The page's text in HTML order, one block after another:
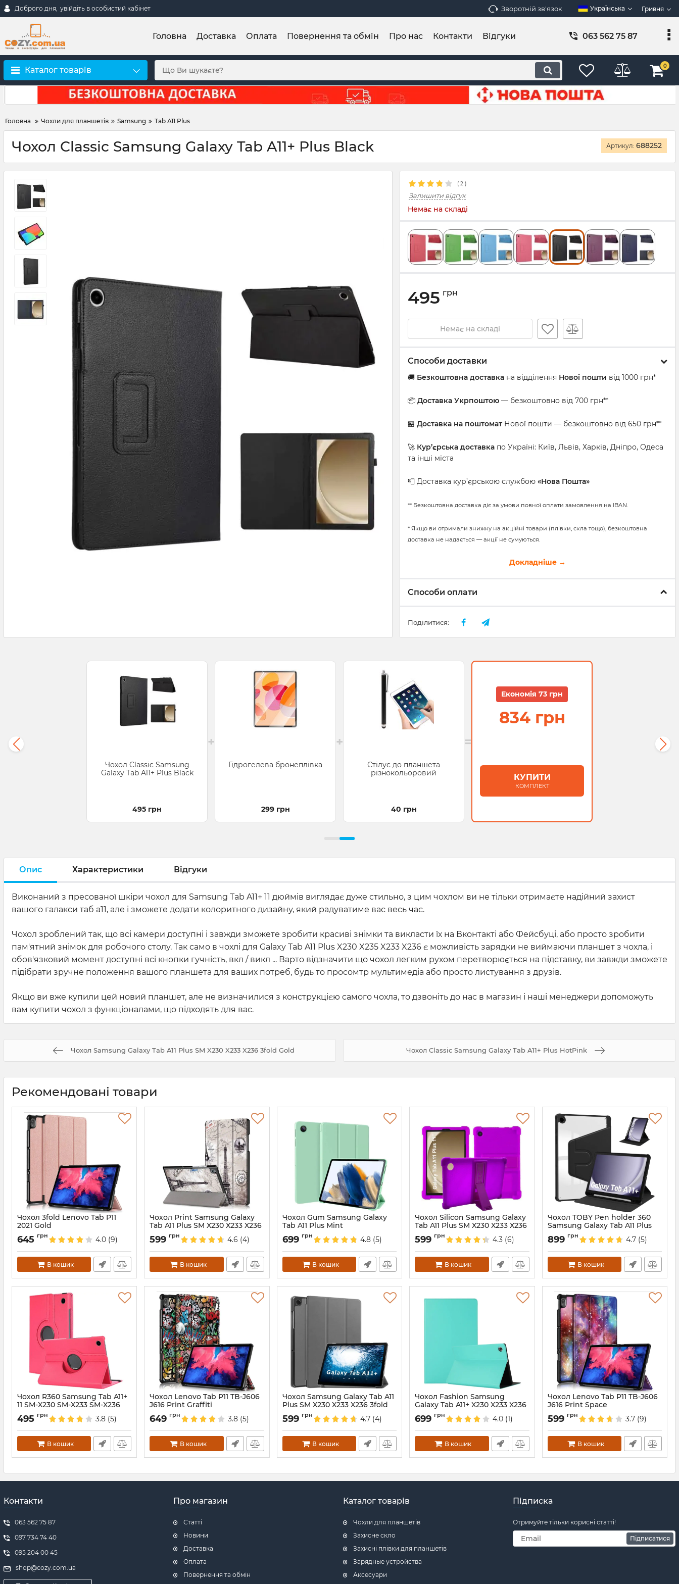
Доброго дня, увійдіть в особистий кабінет Зворотній зв'язок Українська Гривня
Головна Доставка Оплата Повернення та обмін Про нас Контакти Відгуки 063 562 75 87
Каталог товарів 0
Головна Чохли для планшетів Samsung Tab A11 Plus
Чохол Classic Samsung Galaxy Tab A11+ Plus Black Артикул: 688252
( 2 )
Залишити відгук
Немає на складі
495 грн
Немає на складі
Способи доставки
🚚 Безкоштовна доставка на відділення Нової пошти від 1000 грн*
📦 Доставка Укрпоштою — безкоштовно від 700 грн**
🏪 Доставка на поштомат Нової пошти — безкоштовно від 650 грн**
🚀 Кур’єрська доставка по Україні: Київ, Львів, Харків, Дніпро, Одеса
та інші міста
📮 Доставка кур’єрською службою «Нова Пошта»
** Безкоштовна доставка діє за умови повної оплати замовлення на IBAN.
* Якщо ви отримали знижку на акційні товари (плівки, скла тощо), безкоштовна
доставка не надається — акції не сумуються.
Докладніше →
Способи оплати
Поділитися:
Чохол Classic Samsung
Galaxy Tab A11+ Plus Black
495 грн
+
Гідрогелева бронеплівка
299 грн
+
Стілус до планшета
різнокольоровий
40 грн
=
Економія 73 грн
834 грн
КУПИТИ
КОМПЛЕКТ
Опис Характеристики Відгуки
Виконаний з пресованої шкіри чохол для Samsung Tab A11+ 11 дюймів виглядає дуже стильно, з цим чохлом ви не тільки отримаєте надійний захист
вашого галакси таб а11, але і зможете додати колоритного дизайну, який радуватиме вас весь час.
Чохол зроблений так, що всі камери доступні і завжди зможете зробити красиві знімки та викласти їх на Вконтакті або Фейсбуці, або просто зробити
пам'ятний знімок для робочого столу. Так само в чохлі для Galaxy Tab A11 Plus X230 X235 X233 X236 є можливість зарядки не виймаючи планшет з чохла, і
обов'язковий момент доступні всі кнопки гучність, вкл / викл ... Варто відзначити що чохол легким рухом перетворюється на підставку, ви завжди зможете
підібрати зручне положення вашого планшета для ваших потреб, будь то просомтр мультимедіа або просто листування з друзів.
Якщо ви вже купили цей новий планшет, але не визначилися з конструкцією самого чохла, то дзвоніть до нас в магазин і наші менеджери допоможуть
вам купити чохол з функціоналами, що підходять для вас.
Чохол Samsung Galaxy Tab A11 Plus SM X230 X233 X236 3fold Gold Чохол Classic Samsung Galaxy Tab A11+ Plus HotPink
Рекомендовані товари
Чохол 3fold Lenovo Tab P11
2021 Gold
Артикул:5173
645 грн 4.0 (9)
В кошик
Чохол Print Samsung Galaxy
Tab A11 Plus SM X230 X233 X236
EffileTower
Артикул: 688234
599 грн 4.6 (4)
В кошик
Чохол Gum Samsung Galaxy
Tab A11 Plus Mint
Артикул:688585
699 грн 4.8 (5)
В кошик
Чохол Silicon Samsung Galaxy
Tab A11 Plus SM X230 X233 X236
Violet
Артикул: 688360
599 грн 4.3 (6)
В кошик
Чохол TOBY Pen holder 360
Samsung Galaxy Tab A11 Plus
Артикул: 688409
899 грн 4.7 (5)
В кошик
Чохол R360 Samsung Tab A11+
11 SM-X230 SM-X233 SM-X236
Hotpink
Артикул: 688216
495 грн 3.8 (5)
В кошик
Чохол Lenovo Tab P11 TB-J606
J616 Print Graffiti
Артикул:5797
649 грн 3.8 (5)
В кошик
Чохол Samsung Galaxy Tab A11
Plus SM X230 X233 X236 3fold
Артикул: 688221
599 грн 4.7 (4)
В кошик
Чохол Fashion Samsung
Galaxy Tab A11+ X230 X233 X236
Артикул: 688430
699 грн 4.0 (1)
В кошик
Чохол Lenovo Tab P11 TB-J606
J616 Print Space
Артикул:5180
599 грн 3.7 (9)
В кошик
Контакти
063 562 75 87
097 734 74 40
095 204 00 45
shop@cozy.com.ua
Про магазин
Статті
Новини
Доставка
Оплата
Повернення та обмін
Каталог товарів
Чохли для планшетів
Захисне скло
Захисні плівки для планшетів
Зарядные устройства
Аксесуари
Підписка
Отримуйте тільки корисні статті!
Підписатися